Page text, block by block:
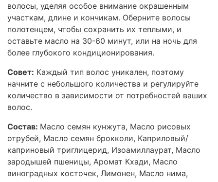
волосы, уделяя особое внимание окрашенным
участкам, длине и кончикам. Оберните волосы
полотенцем, чтобы сохранить их теплыми, и
оставьте масло на 30-60 минут, или на ночь для
более глубокого кондиционирования.
Совет: Каждый тип волос уникален, поэтому
начните с небольшого количества и регулируйте
количество в зависимости от потребностей ваших
волос.
Состав: Масло семян кунжута, Масло рисовых
отрубей, Масло семян брокколи, Каприловый/
каприновый триглицерид, Изоамиллаурат, Масло
зародышей пшеницы, Аромат Кхади, Масло
виноградных косточек, Лимонен, Масло нима,